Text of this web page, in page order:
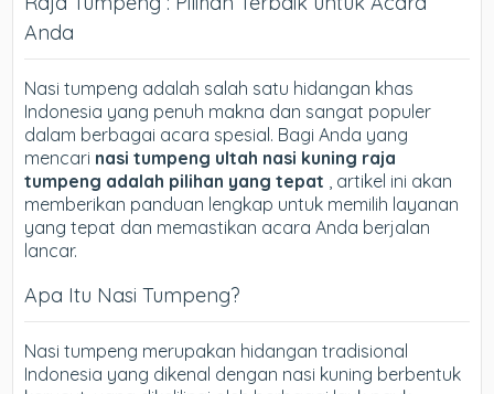
Anda
Nasi tumpeng adalah salah satu hidangan khas
Indonesia yang penuh makna dan sangat populer
dalam berbagai acara spesial. Bagi Anda yang
mencari nasi tumpeng ultah nasi kuning raja
tumpeng adalah pilihan yang tepat , artikel ini akan
memberikan panduan lengkap untuk memilih layanan
yang tepat dan memastikan acara Anda berjalan
lancar.
Apa Itu Nasi Tumpeng?
Nasi tumpeng merupakan hidangan tradisional
Indonesia yang dikenal dengan nasi kuning berbentuk